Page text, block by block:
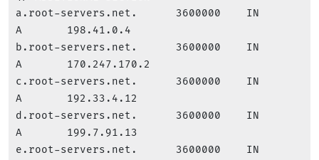
a.root-servers.net.      3600000    IN
A       198.41.0.4
b.root-servers.net.      3600000    IN
A       170.247.170.2
c.root-servers.net.      3600000    IN
A       192.33.4.12
d.root-servers.net.      3600000    IN
A       199.7.91.13
e.root-servers.net.      3600000    IN